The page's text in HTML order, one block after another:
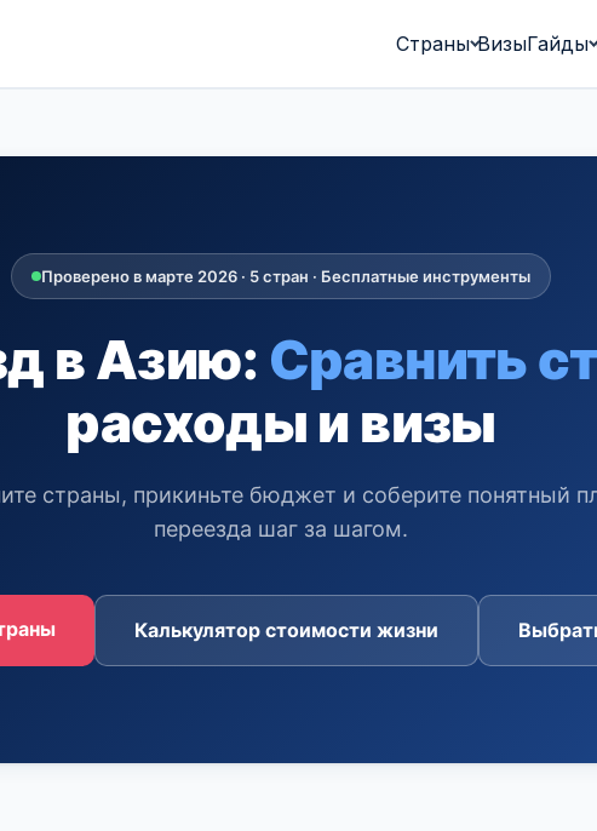
Страны ВизыГайды
Проверено в марте 2026 · 5 стран · Бесплатные инструменты
в Азию: Сравнить
расходы и визы
страны, прикиньте бюджет и соберите понятный
переезда шаг за шагом.
Калькулятор стоимости жизни